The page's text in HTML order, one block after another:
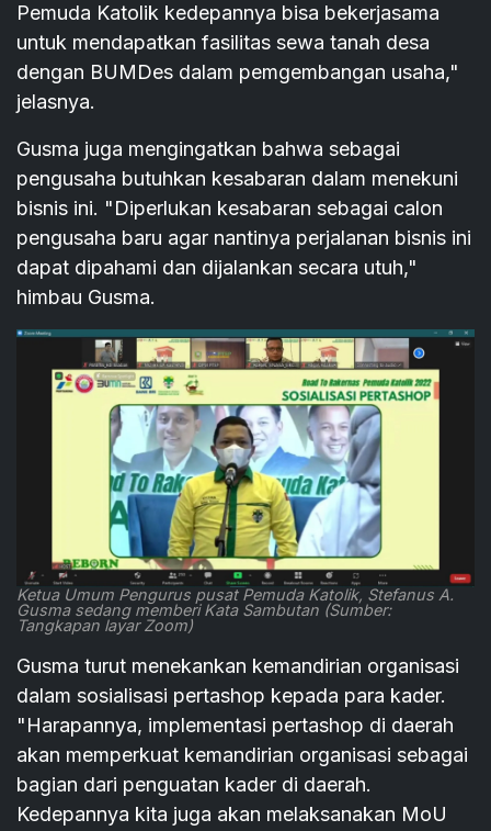
Pemuda Katolik kedepannya bisa bekerjasama
untuk mendapatkan fasilitas sewa tanah desa
dengan BUMDes dalam pemgembangan usaha,"
jelasnya.
Gusma juga mengingatkan bahwa sebagai
pengusaha butuhkan kesabaran dalam menekuni
bisnis ini. "Diperlukan kesabaran sebagai calon
pengusaha baru agar nantinya perjalanan bisnis ini
dapat dipahami dan dijalankan secara utuh,"
himbau Gusma.
Ketua Umum Pengurus pusat Pemuda Katolik, Stefanus A.
Gusma sedang memberi Kata Sambutan (Sumber:
Tangkapan layar Zoom)
Gusma turut menekankan kemandirian organisasi
dalam sosialisasi pertashop kepada para kader.
"Harapannya, implementasi pertashop di daerah
akan memperkuat kemandirian organisasi sebagai
bagian dari penguatan kader di daerah.
Kedepannya kita juga akan melaksanakan MoU